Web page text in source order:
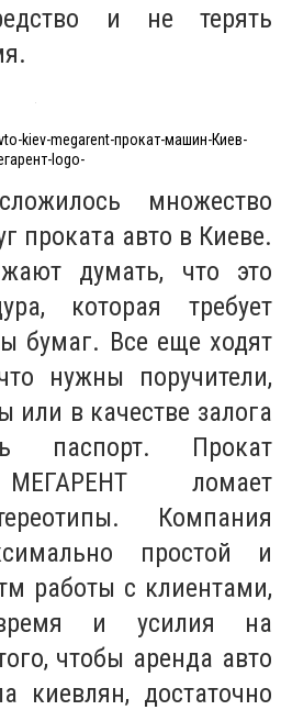
и не терять
kiev-megarent-прокат-машин-Киев-
logo-
множество
проката авто в Киеве.
думать, что это
которая требует
бумаг. Все еще ходят
нужны поручители,
или в качестве залога
паспорт. Прокат
ломает
Компания
простой и
работы с клиентами,
и усилия на
чтобы аренда авто
киевлян, достаточно